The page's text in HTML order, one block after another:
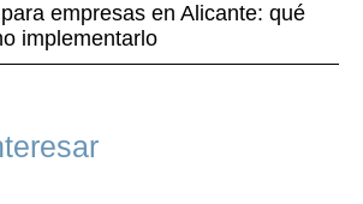
empresas en Alicante: qué
implementarlo